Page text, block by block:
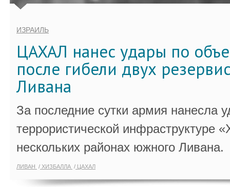
ИЗРАИЛЬ
ЦАХАЛ нанес удары по
после гибели двух
Ливана
За последние сутки армия нанесла
террористической инфраструктуре
нескольких районах южного Ливана.
ЛИВАН ХИЗБАЛЛА ЦАХАЛ